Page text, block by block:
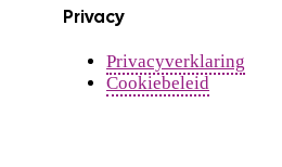
Privacy
Privacyverklaring
Cookiebeleid